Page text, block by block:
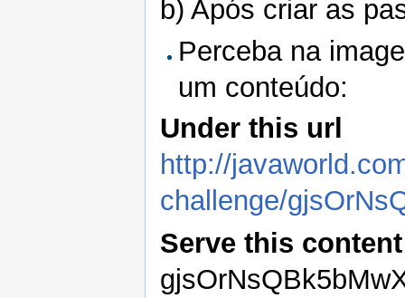
b) Após criar as
Perceba na
um conteúdo:
Under this url
http://
challenge/
Serve this